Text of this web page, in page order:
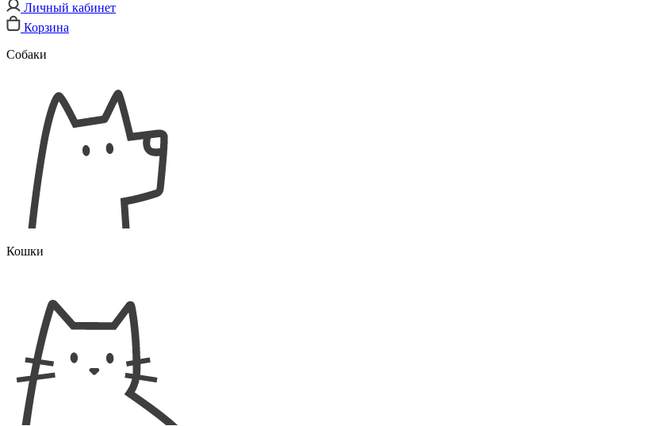
Личный кабинет
Корзина
Собаки
Кошки